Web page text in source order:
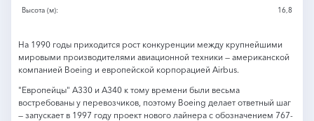
Высота (м): 16,8
На 1990 годы приходится рост конкуренции между крупнейшими
мировыми производителями авиационной техники — американской
компанией Boeing и европейской корпорацией Airbus.
"Европейцы" А330 и А340 к тому времени были весьма
востребованы у перевозчиков, поэтому Boeing делает ответный шаг
— запускает в 1997 году проект нового лайнера с обозначением 767-